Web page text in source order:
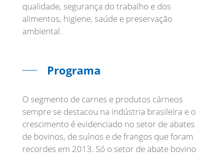
qualidade, segurança do trabalho e dos
alimentos, higiene, saúde e preservação
ambiental.
Programa
O segmento de carnes e produtos cárneos
sempre se destacou na indústria brasileira e o
crescimento é evidenciado no setor de abates
de bovinos, de suínos e de frangos que foram
recordes em 2013. Só o setor de abate bovino